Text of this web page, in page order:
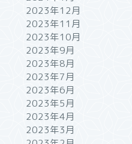
2023年12月
2023年11月
2023年10月
2023年9月
2023年8月
2023年7月
2023年6月
2023年5月
2023年4月
2023年3月